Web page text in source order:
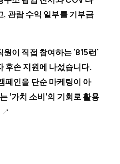
관람 수익 일부를 기부금
이 직접 참여하는 ‘815런’
후손 지원에 나섰습니다.
페인을 단순 마케팅이 아
‘가치 소비’의 기회로 활용